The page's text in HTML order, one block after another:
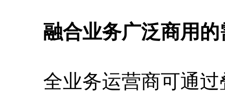
融合业务广泛商用的
全业务运营商可通过